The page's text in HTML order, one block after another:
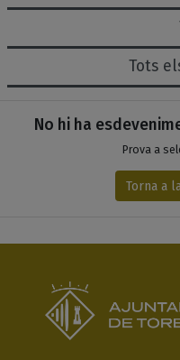
Tots
Llistat
No hi ha
Prova a
Torna a